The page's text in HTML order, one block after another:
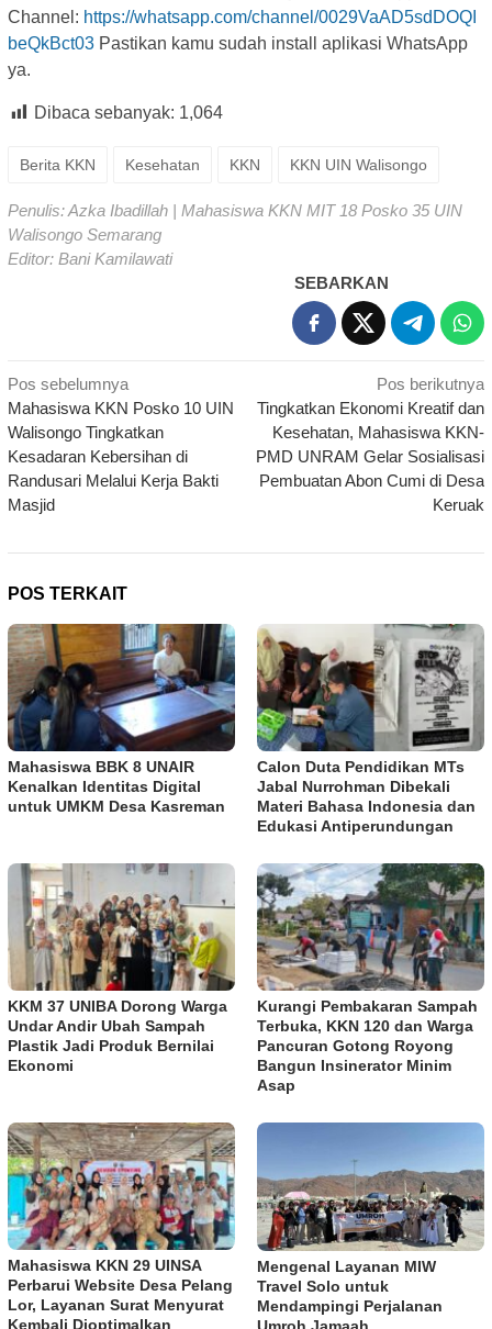
Channel: https://whatsapp.com/channel/0029VaAD5sdDOQI
beQkBct03 Pastikan kamu sudah install aplikasi WhatsApp
ya.
Dibaca sebanyak: 1,064
Berita KKN Kesehatan KKN KKN UIN Walisongo
Penulis: Azka Ibadillah | Mahasiswa KKN MIT 18 Posko 35 UIN
Walisongo Semarang
Editor: Bani Kamilawati
SEBARKAN
Navigasi
pos
Pos sebelumnya
Mahasiswa KKN Posko 10 UIN
Walisongo Tingkatkan
Kesadaran Kebersihan di
Randusari Melalui Kerja Bakti
Masjid
Pos berikutnya
Tingkatkan Ekonomi Kreatif dan
Kesehatan, Mahasiswa KKN-
PMD UNRAM Gelar Sosialisasi
Pembuatan Abon Cumi di Desa
Keruak
POS TERKAIT
Mahasiswa BBK 8 UNAIR
Kenalkan Identitas Digital
untuk UMKM Desa Kasreman
Calon Duta Pendidikan MTs
Jabal Nurrohman Dibekali
Materi Bahasa Indonesia dan
Edukasi Antiperundungan
KKM 37 UNIBA Dorong Warga
Undar Andir Ubah Sampah
Plastik Jadi Produk Bernilai
Ekonomi
Kurangi Pembakaran Sampah
Terbuka, KKN 120 dan Warga
Pancuran Gotong Royong
Bangun Insinerator Minim
Asap
Mahasiswa KKN 29 UINSA
Perbarui Website Desa Pelang
Lor, Layanan Surat Menyurat
Kembali Dioptimalkan
Mengenal Layanan MIW
Travel Solo untuk
Mendampingi Perjalanan